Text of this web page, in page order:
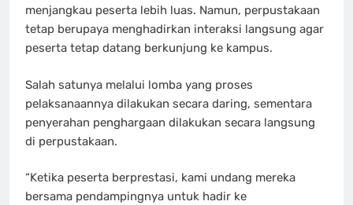
menjangkau peserta lebih luas. Namun, perpustakaan
tetap berupaya menghadirkan interaksi langsung agar
peserta tetap datang berkunjung ke kampus.
Salah satunya melalui lomba yang proses
pelaksanaannya dilakukan secara daring, sementara
penyerahan penghargaan dilakukan secara langsung
di perpustakaan.
“Ketika peserta berprestasi, kami undang mereka
bersama pendampingnya untuk hadir ke